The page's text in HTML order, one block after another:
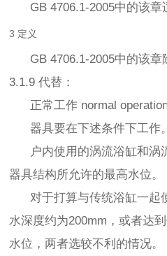
GB 4706.1-2005中的该章
3 定义
GB 4706.1-2005中的该章
3.1.9 代替：
正常工作 normal
器具要在下述条件下工作。
户内使用的涡流浴缸和涡
器具结构所允许的最高水位。
对于打算与传统浴缸一起
水深度约为200mm，或者达
水位，两者选较不利的情况。